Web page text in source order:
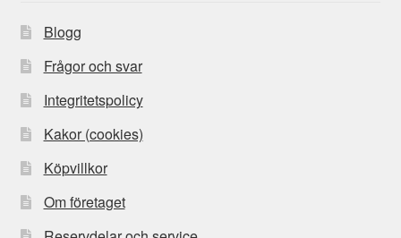
Blogg
Frågor och svar
Integritetspolicy
Kakor (cookies)
Köpvillkor
Om företaget